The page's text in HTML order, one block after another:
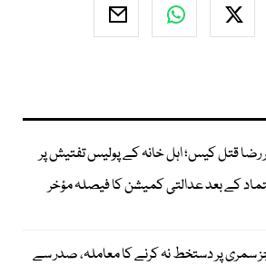
رضا قتل کیس؛ اہل خانہ کے پولیس تفتیش پر
کے بعد عدالتی کمیشن کا فیصلہ مؤخر
سمری پر دستخط نہ کرنے کا معاملہ، صدر سے